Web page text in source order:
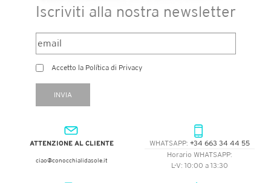
Iscriviti alla nostra newsletter
Accetto la Política di Privacy
INVIA
ATTENZIONE AL CLIENTE
ciao@conocchialidasole.it
WHATSAPP: +34 663 34 44 55
Horario WHATSAPP:
L-V: 10:00 a 13:30